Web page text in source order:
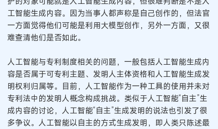
工智能生成内容。因为当事人都声称是自己创作的，但法官
一方面觉得他们可能是利用大模型创作，另外一方面，又很
难查清他们是否如此。
人工智能与专利制度相关的问题，一般包括人工智能生成内
容是否属于可专利主题、发明人主体资格和人工智能生成发
明权利归属等。目前，人工智能作为一种工具的使用并未对
专利法中的发明人概念构成挑战。类似于人工智能“自主”生
成内容的讨论，人工智能“自主”生成发明的说法也引发了很
多争议。人工智能以自主的方式生成发明，即人类只陈述最